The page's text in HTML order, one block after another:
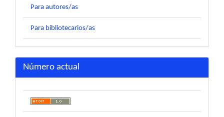
Para autores/as
Para bibliotecarios/as
Número actual